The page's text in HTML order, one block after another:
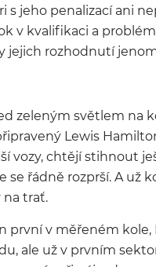
s jeho penalizací ani
v kvalifikaci a
jejich rozhodnutí
zeleným světlem na
Lewis
vozy, chtějí stihnout
se řádně rozprší. A už
na trať.
první v měřeném kole,
ale už v prvním